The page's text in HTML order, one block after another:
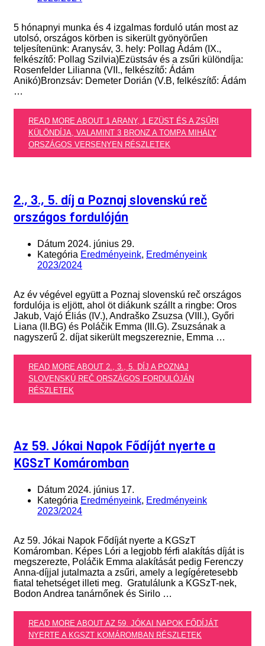
5 hónapnyi munka és 4 izgalmas forduló után most az
utolsó, országos körben is sikerült gyönyörűen
teljesítenünk: Aranysáv, 3. hely: Pollag Ádám (IX.,
felkészítő: Pollag Szilvia)Ezüstsáv és a zsűri különdíja:
Rosenfelder Lilianna (VII., felkészítő: Ádám
Anikó)Bronzsáv: Demeter Dorián (V.B, felkészítő: Ádám
…
READ MORE ABOUT 1 ARANY, 1 EZÜST ÉS A ZSŰRI
KÜLÖNDÍJA, VALAMINT 3 BRONZ A TOMPA MIHÁLY
ORSZÁGOS VERSENYEN RÉSZLETEK
2., 3., 5. díj a Poznaj slovenskú reč
országos fordulóján
Dátum 2024. június 29.
Kategória Eredményeink, Eredményeink
2023/2024
Az év végével együtt a Poznaj slovenskú reč országos
fordulója is eljött, ahol öt diákunk szállt a ringbe: Oros
Jakub, Vajó Éliás (IV.), Andraško Zsuzsa (VIII.), Győri
Liana (II.BG) és Poláčik Emma (III.G). Zsuzsának a
nagyszerű 2. díjat sikerült megszereznie, Emma …
READ MORE ABOUT 2., 3., 5. DÍJ A POZNAJ
SLOVENSKÚ REČ ORSZÁGOS FORDULÓJÁN
RÉSZLETEK
Az 59. Jókai Napok Fődíját nyerte a
KGSzT Komáromban
Dátum 2024. június 17.
Kategória Eredményeink, Eredményeink
2023/2024
Az 59. Jókai Napok Fődíját nyerte a KGSzT
Komáromban. Képes Lóri a legjobb férfi alakítás díját is
megszerezte, Poláčik Emma alakítását pedig Ferenczy
Anna-díjjal jutalmazta a zsűri, amely a legígéretesebb
fiatal tehetséget illeti meg. Gratulálunk a KGSzT-nek,
Bodon Andrea tanárnőnek és Sirilo …
READ MORE ABOUT AZ 59. JÓKAI NAPOK FŐDÍJÁT
NYERTE A KGSZT KOMÁROMBAN RÉSZLETEK